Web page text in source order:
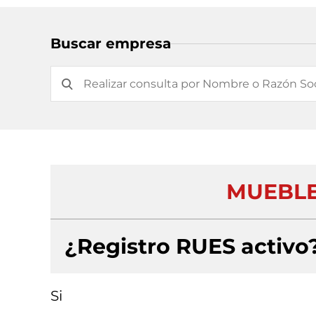
Buscar empresa
¿Registro RUES
Si